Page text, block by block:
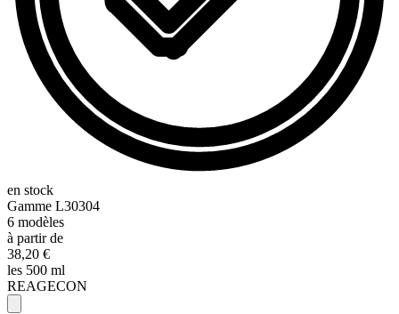
en stock
Gamme L30304
6 modèles
à partir de
38,20 €
les 500 ml
REAGECON